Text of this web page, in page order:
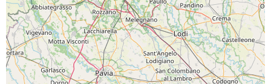
PAGINE SOCIAL